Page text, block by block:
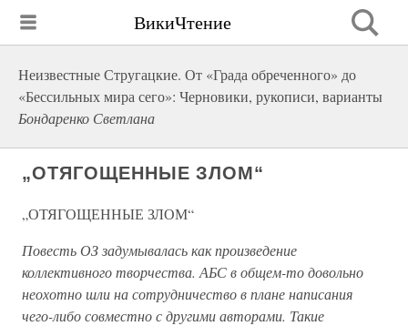
ВикиЧтение
Неизвестные Стругацкие. От «Града обреченного» до
«Бессильных мира сего»: Черновики, рукописи, варианты
Бондаренко Светлана
„ОТЯГОЩЕННЫЕ ЗЛОМ“
„ОТЯГОЩЕННЫЕ ЗЛОМ“
Повесть ОЗ задумывалась как произведение
коллективного творчества. АБС в общем-то довольно
неохотно шли на сотрудничество в плане написания
чего-либо совместно с другими авторами. Такие